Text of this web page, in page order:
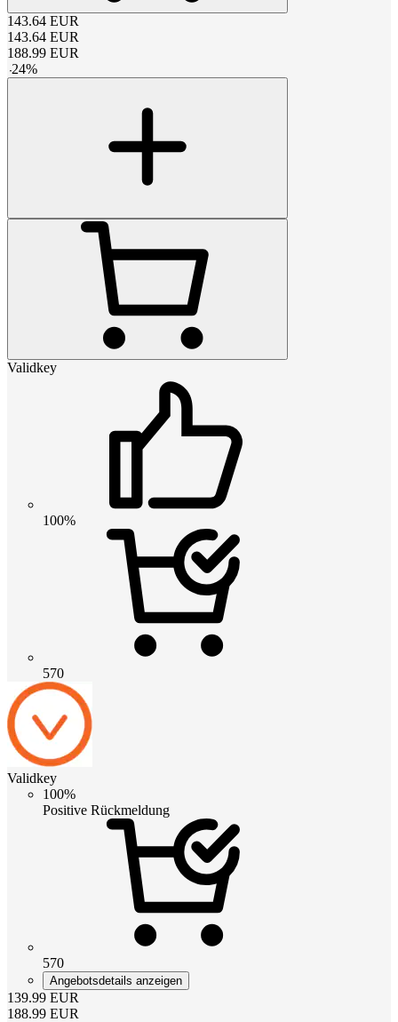
143.64 EUR
143.64 EUR
188.99 EUR
-24%
Validkey
100%
570
Validkey
100%
Positive Rückmeldung
570
Angebotsdetails anzeigen
139.99 EUR
188.99 EUR